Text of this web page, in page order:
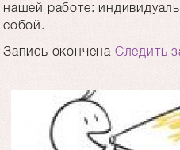
нашей работе:
собой.
Запись окончена Следить